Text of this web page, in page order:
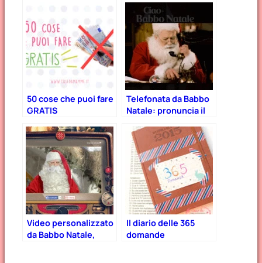
50 cose che puoi fare
GRATIS
Telefonata da Babbo
Natale: pronuncia il
gratis!
Video personalizzato
da Babbo Natale,
Il diario delle 365
domande